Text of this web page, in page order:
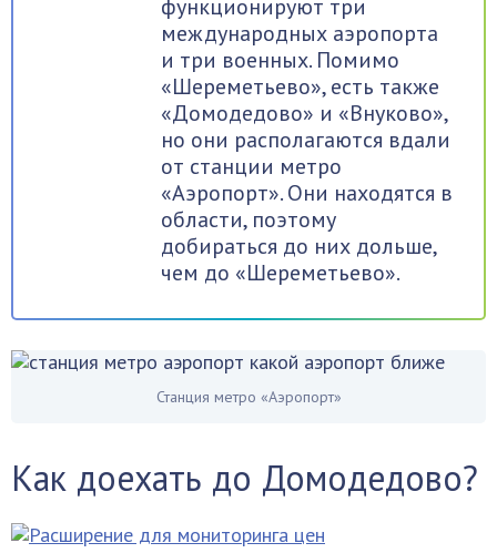
функционируют три
международных аэропорта
и три военных. Помимо
«Шереметьево», есть также
«Домодедово» и «Внуково»,
но они располагаются вдали
от станции метро
«Аэропорт». Они находятся в
области, поэтому
добираться до них дольше,
чем до «Шереметьево».
Станция метро «Аэропорт»
Как доехать до Домодедово?